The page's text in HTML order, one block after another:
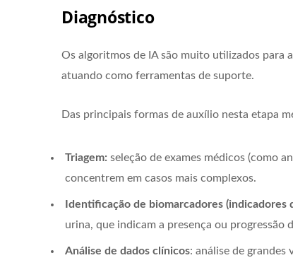
Diagnóstico
Os algoritmos de IA são muito utilizados para
atuando como ferramentas de suporte.
Das principais formas de auxílio nesta etapa
Triagem: seleção de exames médicos (como
concentrem em casos mais complexos.
Identificação de biomarcadores (indicadores
urina, que indicam a presença ou progressão
Análise de dados clínicos: análise de